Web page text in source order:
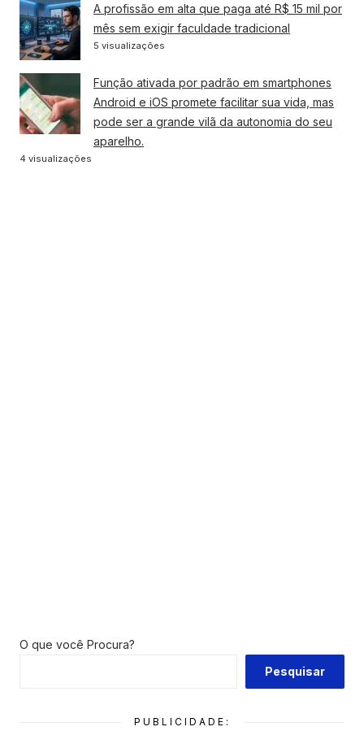
A profissão em alta que paga até R$ 15 mil por
mês sem exigir faculdade tradicional
5 visualizações
Função ativada por padrão em smartphones
Android e iOS promete facilitar sua vida, mas
pode ser a grande vilã da autonomia do seu
aparelho.
4 visualizações
O que você Procura?
Pesquisar
PUBLICIDADE: